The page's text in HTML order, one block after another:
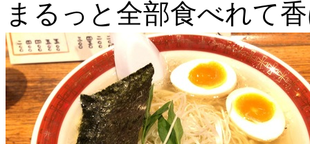
まるっと全部食べれて